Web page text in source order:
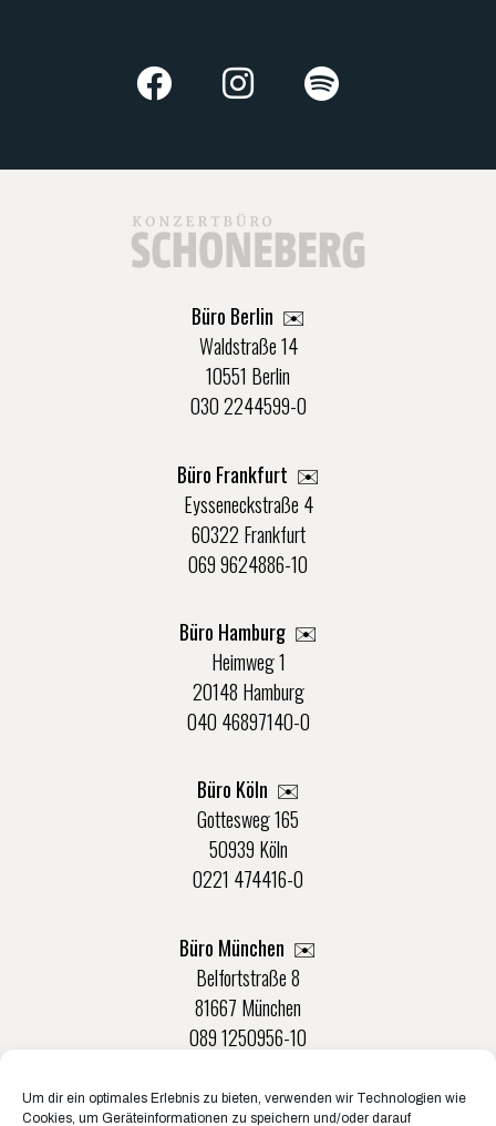
Um dir ein optimales Erlebnis zu bieten, verwenden wir Technologien wie
Cookies, um Geräteinformationen zu speichern und/oder darauf
Büro Berlin ✉️
Waldstraße 14
10551 Berlin
030 2244599-0
Büro Frankfurt ✉️
Eysseneckstraße 4
60322 Frankfurt
069 9624886-10
Büro Hamburg ✉️
Heimweg 1
20148 Hamburg
040 46897140-0
Büro Köln ✉️
Gottesweg 165
50939 Köln
0221 474416-0
Büro München ✉️
Belfortstraße 8
81667 München
089 1250956-10
Büro Münster ✉️